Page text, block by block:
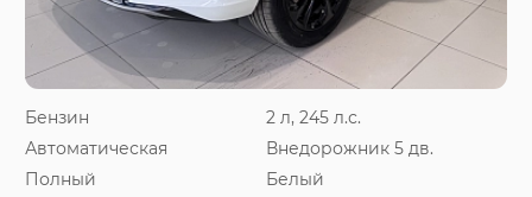
Бензин
2 л, 245 л.с.
Автоматическая
Внедорожник 5 дв.
Полный
Белый